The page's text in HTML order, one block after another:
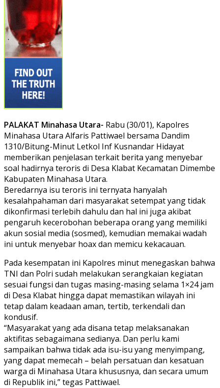
PALAKAT Minahasa Utara- Rabu (30/01), Kapolres
Minahasa Utara Alfaris Pattiwael bersama Dandim
1310/Bitung-Minut Letkol Inf Kusnandar Hidayat
memberikan penjelasan terkait berita yang menyebar
soal hadirnya teroris di Desa Klabat Kecamatan Dimembe
Kabupaten Minahasa Utara.
Beredarnya isu teroris ini ternyata hanyalah
kesalahpahaman dari masyarakat setempat yang tidak
dikonfirmasi terlebih dahulu dan hal ini juga akibat
pengaruh kecerobohan beberapa orang yang memiliki
akun sosial media (sosmed), kemudian memakai wadah
ini untuk menyebar hoax dan memicu kekacauan.
Pada kesempatan ini Kapolres minut menegaskan bahwa
TNI dan Polri sudah melakukan serangkaian kegiatan
sesuai fungsi dan tugas masing-masing selama 1×24 jam
di Desa Klabat hingga dapat memastikan wilayah ini
tetap dalam keadaan aman, tertib, terkendali dan
kondusif.
“Masyarakat yang ada disana tetap melaksanakan
aktifitas sebagaimana sedianya. Dan perlu kami
sampaikan bahwa tidak ada isu-isu yang menyimpang,
yang dapat memecah – belah persatuan dan kesatuan
warga di Minahasa Utara khususnya, dan secara umum
di Republik ini,” tegas Pattiwael.